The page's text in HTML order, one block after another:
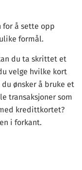
for å sette opp
formål.
du ta skrittet et
velge hvilke kort
ønsker å bruke et
transaksjoner som
kredittkortet?
i forkant.